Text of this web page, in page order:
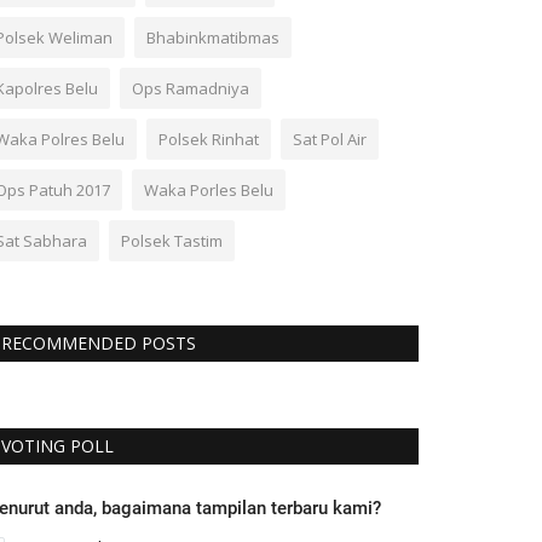
Weliman Bhabinkmatibmas
Belu Ops Ramadniya
Polres Belu Polsek Rinhat Sat Pol Air
Patuh 2017 Waka Porles Belu
Sabhara Polsek Tastim
RECOMMENDED POSTS
VOTING POLL
anda, bagaimana tampilan terbaru kami?